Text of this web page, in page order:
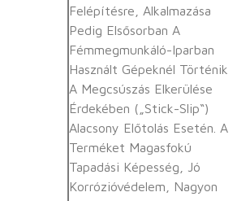
Felépítésre, Alkalmazása
Pedig Elsősorban A
Fémmegmunkáló-Iparban
Használt Gépeknél Történik
A Megcsúszás Elkerülése
Érdekében („stick-Slip“)
Alacsony Előtolás Esetén. A
Terméket Magasfokú
Tapadási Képesség, Jó
Korrózióvédelem, Nagyon